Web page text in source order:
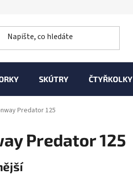
SKÚTRY ČTYŘKOLKY
Predator 125
Predator 125